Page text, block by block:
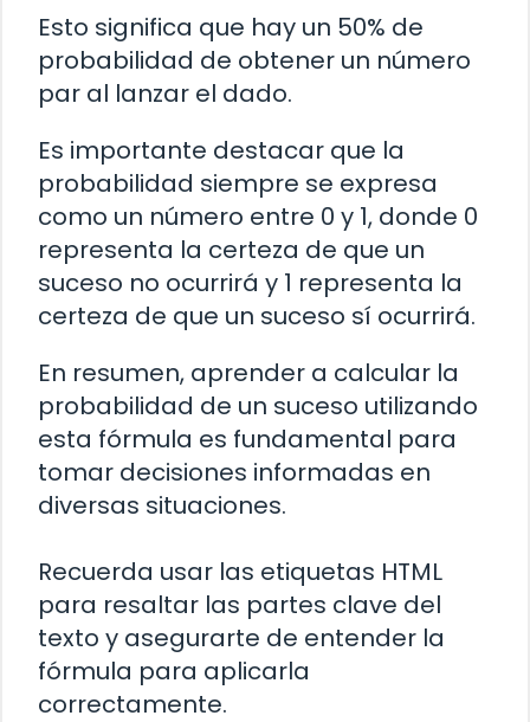
Esto significa que hay un 50% de
probabilidad de obtener un número
par al lanzar el dado.
Es importante destacar que la
probabilidad siempre se expresa
como un número entre 0 y 1, donde 0
representa la certeza de que un
suceso no ocurrirá y 1 representa la
certeza de que un suceso sí ocurrirá.
En resumen, aprender a calcular la
probabilidad de un suceso utilizando
esta fórmula es fundamental para
tomar decisiones informadas en
diversas situaciones.
Recuerda usar las etiquetas HTML
para resaltar las partes clave del
texto y asegurarte de entender la
fórmula para aplicarla
correctamente.